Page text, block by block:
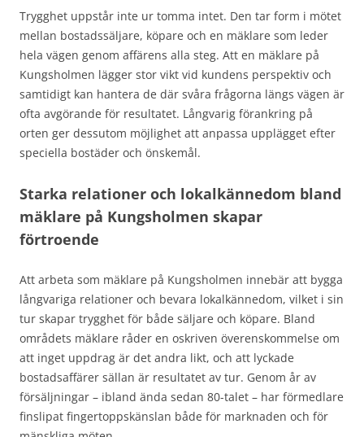
Trygghet uppstår inte ur tomma intet. Den tar form i mötet
mellan bostadssäljare, köpare och en mäklare som leder
hela vägen genom affärens alla steg. Att en mäklare på
Kungsholmen lägger stor vikt vid kundens perspektiv och
samtidigt kan hantera de där svåra frågorna längs vägen är
ofta avgörande för resultatet. Långvarig förankring på
orten ger dessutom möjlighet att anpassa upplägget efter
speciella bostäder och önskemål.
Starka relationer och lokalkännedom bland
mäklare på Kungsholmen skapar
förtroende
Att arbeta som mäklare på Kungsholmen innebär att bygga
långvariga relationer och bevara lokalkännedom, vilket i sin
tur skapar trygghet för både säljare och köpare. Bland
områdets mäklare råder en oskriven överenskommelse om
att inget uppdrag är det andra likt, och att lyckade
bostadsaffärer sällan är resultatet av tur. Genom år av
försäljningar – ibland ända sedan 80-talet – har förmedlare
finslipat fingertoppskänslan både för marknaden och för